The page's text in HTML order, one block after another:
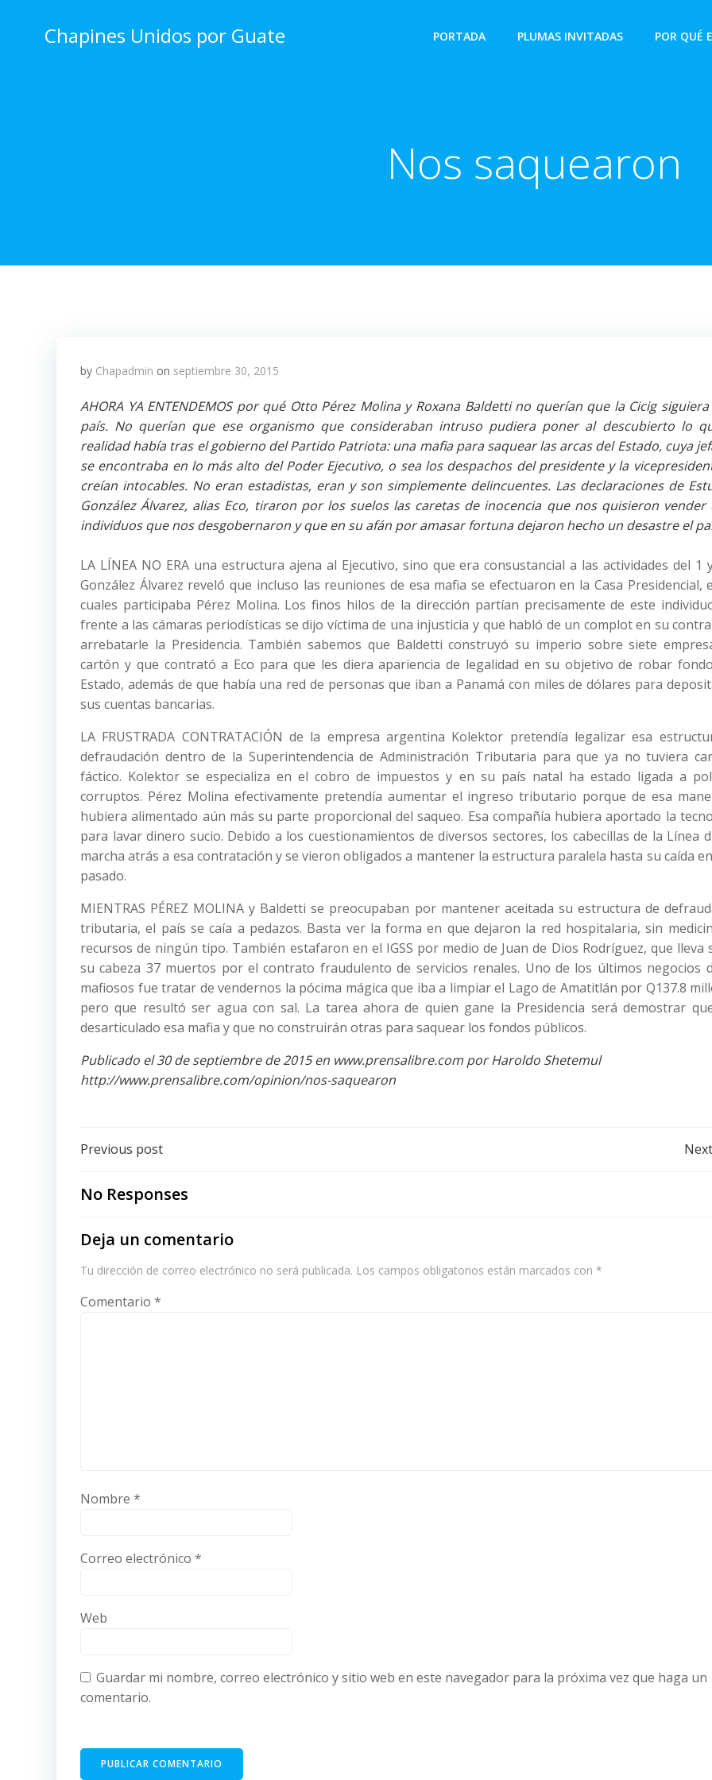
Chapines Unidos por Guate PORTADA PLUMAS INVITADAS POR QUÉ
Nos saquearon
by Chapadmin on septiembre 30, 2015
AHORA YA ENTENDEMOS por qué Otto Pérez Molina y Roxana Baldetti no querían que la Cicig
país. No querían que ese organismo que consideraban intruso pudiera poner al descubierto lo
realidad había tras el gobierno del Partido Patriota: una mafia para saquear las arcas del Estado, cuya
se encontraba en lo más alto del Poder Ejecutivo, o sea los despachos del presidente y la
creían intocables. No eran estadistas, eran y son simplemente delincuentes. Las declaraciones de
González Álvarez, alias Eco, tiraron por los suelos las caretas de inocencia que nos quisieron vender
individuos que nos desgobernaron y que en su afán por amasar fortuna dejaron hecho un desastre el
LA LÍNEA NO ERA una estructura ajena al Ejecutivo, sino que era consustancial a las actividades del 1
González Álvarez reveló que incluso las reuniones de esa mafia se efectuaron en la Casa Presidencial,
cuales participaba Pérez Molina. Los finos hilos de la dirección partían precisamente de este
frente a las cámaras periodísticas se dijo víctima de una injusticia y que habló de un complot en su
arrebatarle la Presidencia. También sabemos que Baldetti construyó su imperio sobre siete
cartón y que contrató a Eco para que les diera apariencia de legalidad en su objetivo de robar
Estado, además de que había una red de personas que iban a Panamá con miles de dólares para
sus cuentas bancarias.
LA FRUSTRADA CONTRATACIÓN de la empresa argentina Kolektor pretendía legalizar esa
defraudación dentro de la Superintendencia de Administración Tributaria para que ya no tuviera
fáctico. Kolektor se especializa en el cobro de impuestos y en su país natal ha estado ligada a
corruptos. Pérez Molina efectivamente pretendía aumentar el ingreso tributario porque de esa
hubiera alimentado aún más su parte proporcional del saqueo. Esa compañía hubiera aportado la
para lavar dinero sucio. Debido a los cuestionamientos de diversos sectores, los cabecillas de la Línea
marcha atrás a esa contratación y se vieron obligados a mantener la estructura paralela hasta su caída
pasado.
MIENTRAS PÉREZ MOLINA y Baldetti se preocupaban por mantener aceitada su estructura de
tributaria, el país se caía a pedazos. Basta ver la forma en que dejaron la red hospitalaria, sin
recursos de ningún tipo. También estafaron en el IGSS por medio de Juan de Dios Rodríguez, que lleva
su cabeza 37 muertos por el contrato fraudulento de servicios renales. Uno de los últimos negocios
mafiosos fue tratar de vendernos la pócima mágica que iba a limpiar el Lago de Amatitlán por Q137.8
pero que resultó ser agua con sal. La tarea ahora de quien gane la Presidencia será demostrar
desarticulado esa mafia y que no construirán otras para saquear los fondos públicos.
Publicado el 30 de septiembre de 2015 en www.prensalibre.com por Haroldo Shetemul
http://www.prensalibre.com/opinion/nos-saquearon
Post
navigation
Previous post
No Responses
Deja un comentario
Tu dirección de correo electrónico no será publicada. Los campos obligatorios están marcados con *
Comentario *
Nombre *
Correo electrónico *
Web
Guardar mi nombre, correo electrónico y sitio web en este navegador para la próxima vez que haga un
comentario.